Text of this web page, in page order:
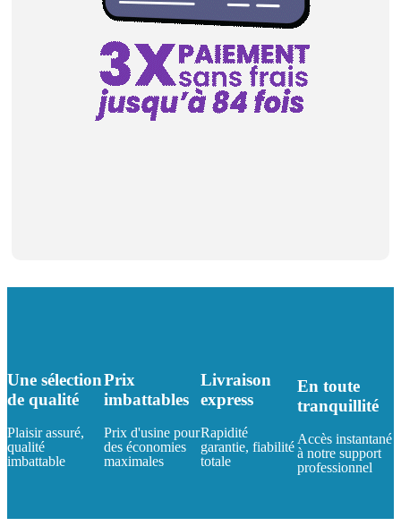
Une sélection
de qualité
Plaisir assuré,
qualité
imbattable
Prix
imbattables
Prix d'usine pour
des économies
maximales
Livraison
express
Rapidité
garantie, fiabilité
totale
En toute
tranquillité
Accès instantané
à notre support
professionnel